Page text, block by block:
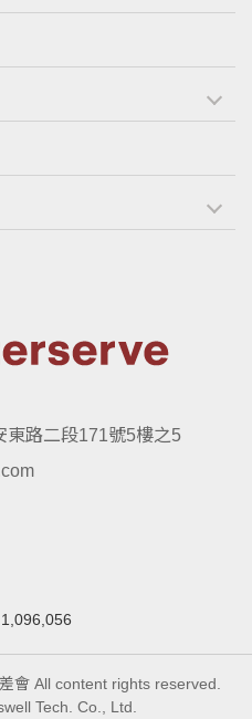
東路二段171號5樓之5
會 All content rights reserved.
Tech. Co., Ltd.